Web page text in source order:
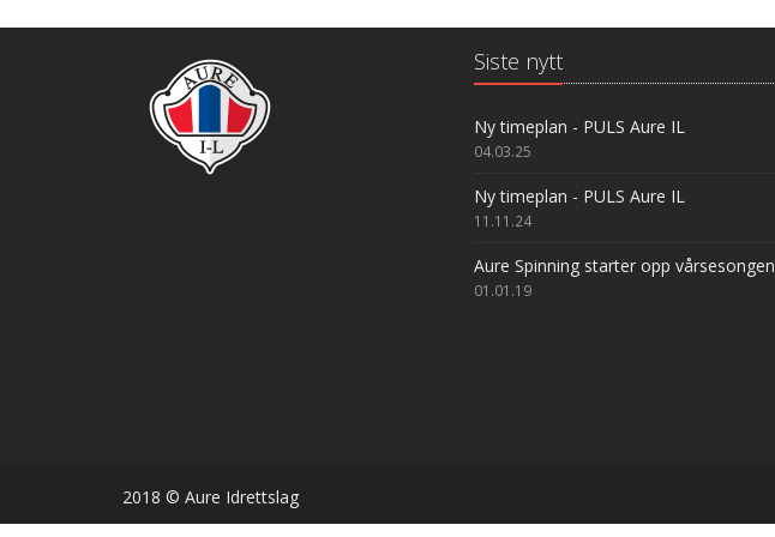
Siste nytt
Ny timeplan - PULS Aure IL
04.03.25
Ny timeplan - PULS Aure IL
11.11.24
Aure Spinning starter opp vårsesongen
01.01.19
2018 © Aure Idrettslag